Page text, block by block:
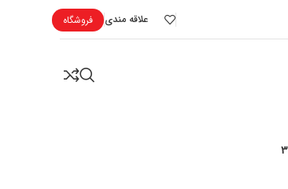
علاقه مندی فروشگاه